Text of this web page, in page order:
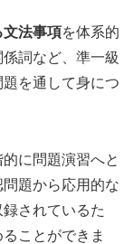
文法事項を体系的
詞など、準一級
を通して身につ
に問題演習へと
題から応用的な
されているた
ことができま